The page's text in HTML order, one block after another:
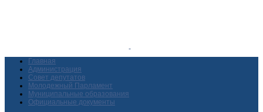
Главная
Администрация
Совет депутатов
Молодежный Парламент
Муниципальные образования
Официальные документы